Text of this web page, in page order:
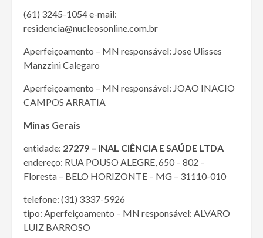
(61) 3245-1054 e-mail:
residencia@nucleosonline.com.br
Aperfeiçoamento – MN responsável: Jose Ulisses
Manzzini Calegaro
Aperfeiçoamento – MN responsável: JOAO INACIO
CAMPOS ARRATIA
Minas Gerais
entidade: 27279 – INAL CIÊNCIA E SAÚDE LTDA
endereço: RUA POUSO ALEGRE, 650 – 802 –
Floresta – BELO HORIZONTE – MG – 31110-010
telefone: (31) 3337-5926
tipo: Aperfeiçoamento – MN responsável: ALVARO
LUIZ BARROSO